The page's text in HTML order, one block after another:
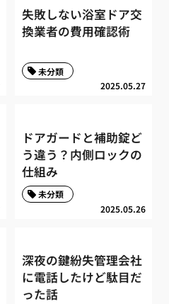
失敗しない浴室ドア交
換業者の費用確認術
2025.05.27
未分類
ドアガードと補助錠ど
う違う？内側ロックの
仕組み
2025.05.26
未分類
深夜の鍵紛失管理会社
に電話したけど駄目だ
った話